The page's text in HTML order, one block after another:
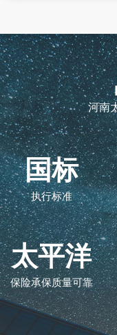
河南
国标
执行标准
太平洋
保险承保质量可靠